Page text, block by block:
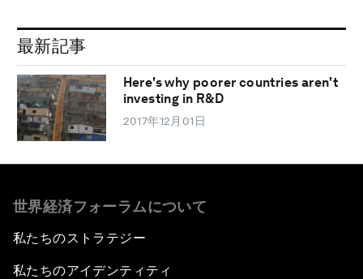
最新記事
Here's why poorer countries aren't
investing in R&D
2017年12月01日
世界経済フォーラムについて
私たちのストラテジー
私たちのアイデンティティ